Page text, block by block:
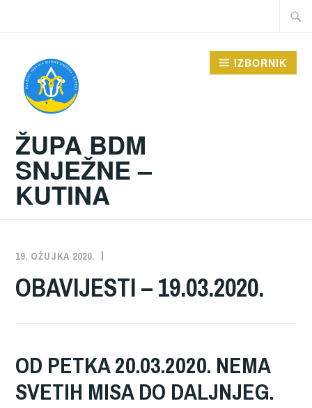
Traži:
ŽUPA BDM
SNJEŽNE –
KUTINA
IZBORNIK
19. OŽUJKA 2020.
OBAVIJESTI – 19.03.2020.
OD PETKA 20.03.2020. NEMA
SVETIH MISA DO DALJNJEG.